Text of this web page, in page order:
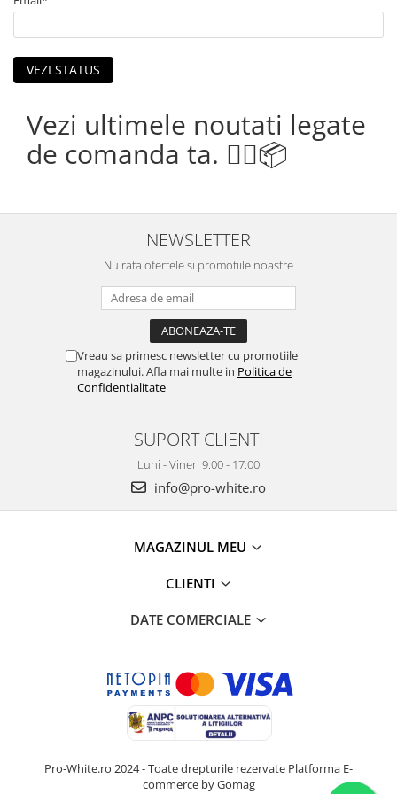
VEZI STATUS
Vezi ultimele noutati legate
de comanda ta. 👉🏼📦
NEWSLETTER
Nu rata ofertele si promotiile noastre
Vreau sa primesc newsletter cu promotiile
magazinului. Afla mai multe in Politica de
Confidentialitate
SUPORT CLIENTI
Luni - Vineri 9:00 - 17:00
info@pro-white.ro
MAGAZINUL MEU
CLIENTI
DATE COMERCIALE
Pro-White.ro 2024 - Toate drepturile rezervate Platforma E-
commerce by Gomag